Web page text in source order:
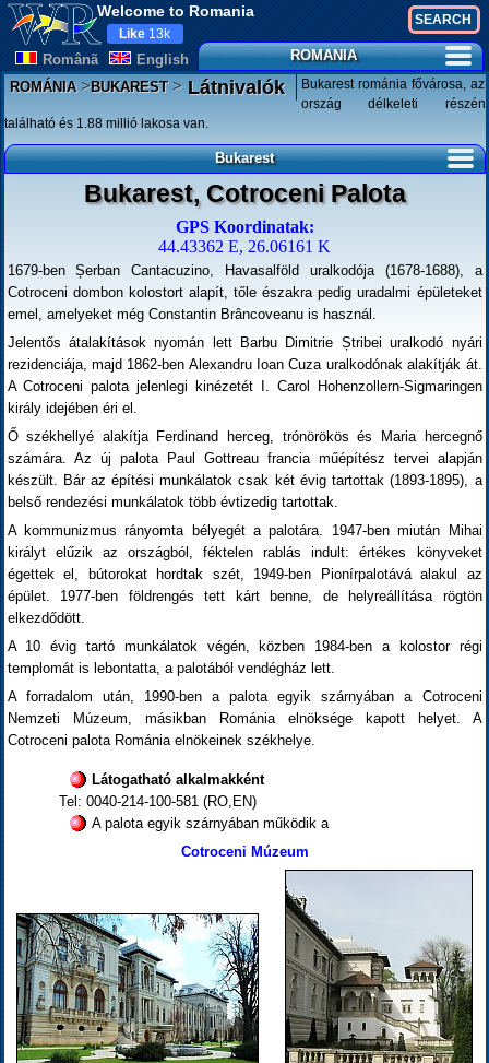
Welcome to Romania
Românã English
Like 13k
ROMANIA
ROMÁNIA>BUKAREST>Látnivalók
Bukarest románia fővárosa, az
ország délkeleti részén
található és 1.88 millió lakosa van.
Bukarest
Bukarest, Cotroceni Palota
GPS Koordinatak:
44.43362 E, 26.06161 K
1679-ben Șerban Cantacuzino, Havasalföld uralkodója (1678-1688), a
Cotroceni dombon kolostort alapít, tőle északra pedig uradalmi épületeket
emel, amelyeket még Constantin Brâncoveanu is használ.
Jelentős átalakítások nyomán lett Barbu Dimitrie Ștribei uralkodó nyári
rezidenciája, majd 1862-ben Alexandru Ioan Cuza uralkodónak alakítják át.
A Cotroceni palota jelenlegi kinézetét I. Carol Hohenzollern-Sigmaringen
király idejében éri el.
Ő székhellyé alakítja Ferdinand herceg, trónörökös és Maria hercegnő
számára. Az új palota Paul Gottreau francia műépítész tervei alapján
készült. Bár az építési munkálatok csak két évig tartottak (1893-1895), a
belső rendezési munkálatok több évtizedig tartottak.
A kommunizmus rányomta bélyegét a palotára. 1947-ben miután Mihai
királyt elűzik az országból, féktelen rablás indult: értékes könyveket
égettek el, bútorokat hordtak szét, 1949-ben Pionírpalotává alakul az
épület. 1977-ben földrengés tett kárt benne, de helyreállítása rögtön
elkezdődött.
A 10 évig tartó munkálatok végén, közben 1984-ben a kolostor régi
templomát is lebontatta, a palotából vendégház lett.
A forradalom után, 1990-ben a palota egyik szárnyában a Cotroceni
Nemzeti Múzeum, másikban Románia elnöksége kapott helyet. A
Cotroceni palota Románia elnökeinek székhelye.
Látogatható alkalmakként
Tel: 0040-214-100-581 (RO,EN)
A palota egyik szárnyában működik a
Cotroceni Múzeum